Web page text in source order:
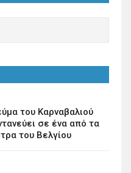
του Καρναβαλιού
σε ένα από τα
του Βελγίου